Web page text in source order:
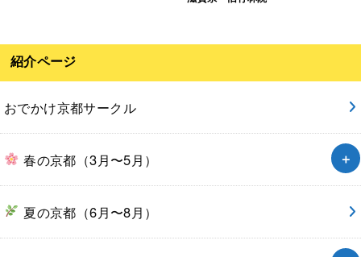
紹介ページ
おでかけ京都サークル
春の京都（3月〜5月）
夏の京都（6月〜8月）